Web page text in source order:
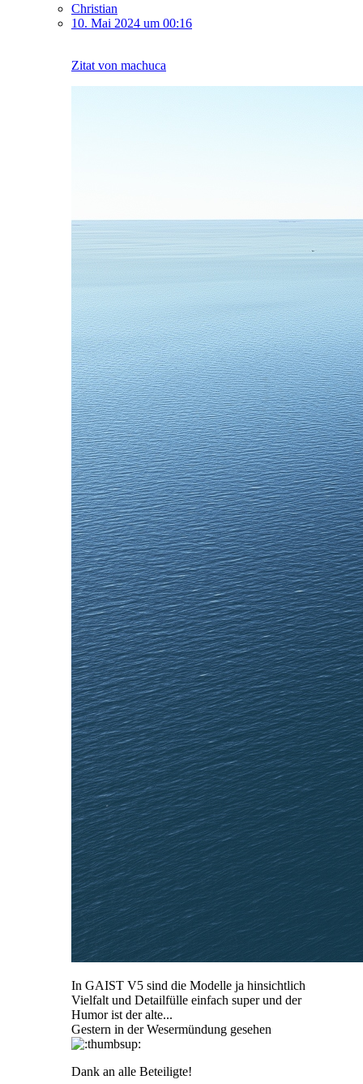
Christian
10. Mai 2024 um 00:16
Zitat von machuca
In GAIST V5 sind die Modelle ja hinsichtlich
Vielfalt und Detailfülle einfach super und der
Humor ist der alte...
Gestern in der Wesermündung gesehen
Dank an alle Beteiligte!